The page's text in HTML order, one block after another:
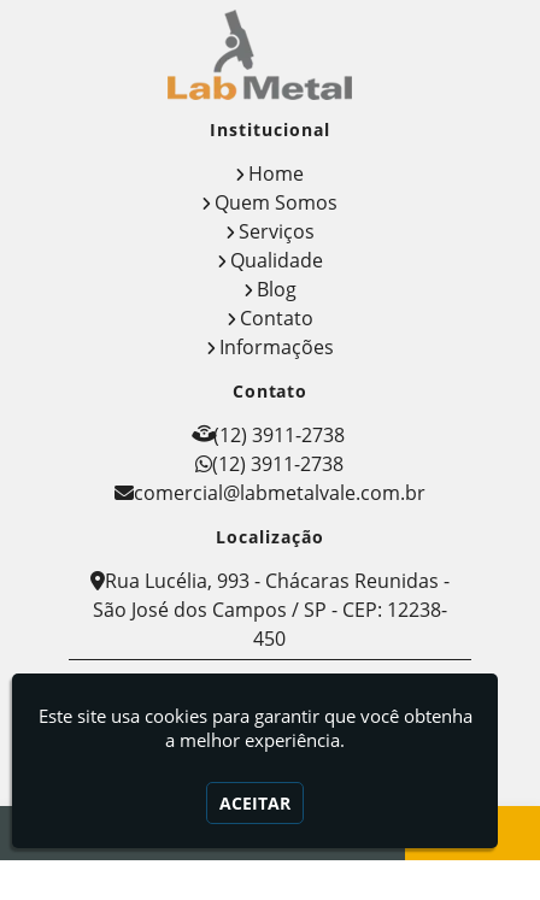
Institucional
Home
Quem Somos
Serviços
Qualidade
Blog
Contato
Informações
Contato
(12) 3911-2738
(12) 3911-2738
comercial@labmetalvale.com.br
Localização
Rua Lucélia, 993 - Chácaras Reunidas -
São José dos Campos / SP - CEP: 12238-
450
Metalografia
Este site usa cookies para garantir que você obtenha
a melhor experiência.
ACEITAR